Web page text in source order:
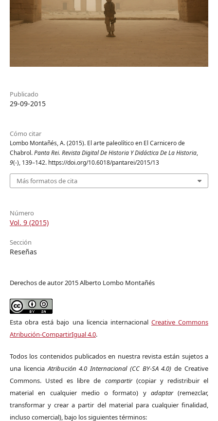
Publicado
29-09-2015
Cómo citar
Lombo Montañés, A. (2015). El arte paleolítico en El Carnicero de
Chabrol.Panta Rei. Revista Digital De Historia Y Didáctica De La Historia,
9(-), 139–142. https://doi.org/10.6018/pantarei/2015/13
Más formatos de cita
Número
Vol. 9 (2015)
Sección
Reseñas
Derechos de autor 2015 Alberto Lombo Montañés
Esta obra está bajo una licencia internacional Creative Commons
Atribución-CompartirIgual 4.0.
Todos los contenidos publicados en nuestra revista están sujetos a
una licenciaAtribución 4.0 Internacional (CC BY-SA 4.0) de Creative
Commons. Usted es libre de compartir(copiar y redistribuir el
material en cualquier medio o formato) y adaptar(remezclar,
transformar y crear a partir del material para cualquier finalidad,
incluso comercial), bajo los siguientes términos: